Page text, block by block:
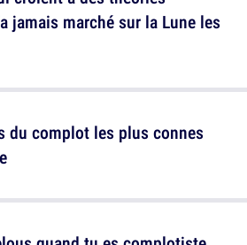
du complot les plus connes
jamais marché sur la Lune les